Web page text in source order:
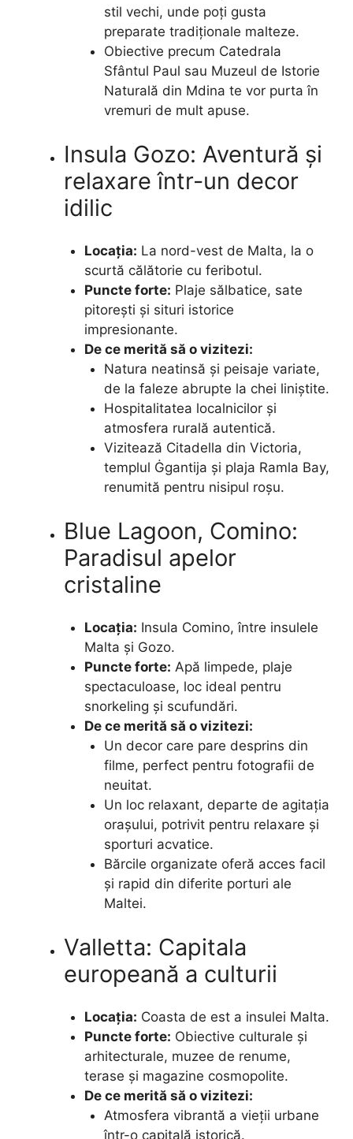
stil vechi, unde poți gusta
preparate tradiționale malteze.
Obiective precum Catedrala
Sfântul Paul sau Muzeul de Istorie
Naturală din Mdina te vor purta în
vremuri de mult apuse.
Insula Gozo: Aventură și
relaxare într-un decor
idilic
Locația: La nord-vest de Malta, la o
scurtă călătorie cu feribotul.
Puncte forte: Plaje sălbatice, sate
pitorești și situri istorice
impresionante.
De ce merită să o vizitezi:
Natura neatinsă și peisaje variate,
de la faleze abrupte la chei liniștite.
Hospitalitatea localnicilor și
atmosfera rurală autentică.
Vizitează Citadella din Victoria,
templul Ġgantija și plaja Ramla Bay,
renumită pentru nisipul roșu.
Blue Lagoon, Comino:
Paradisul apelor
cristaline
Locația: Insula Comino, între insulele
Malta și Gozo.
Puncte forte: Apă limpede, plaje
spectaculoase, loc ideal pentru
snorkeling și scufundări.
De ce merită să o vizitezi:
Un decor care pare desprins din
filme, perfect pentru fotografii de
neuitat.
Un loc relaxant, departe de agitația
orașului, potrivit pentru relaxare și
sporturi acvatice.
Bărcile organizate oferă acces facil
și rapid din diferite porturi ale
Maltei.
Valletta: Capitala
europeană a culturii
Locația: Coasta de est a insulei Malta.
Puncte forte: Obiective culturale și
arhitecturale, muzee de renume,
terase și magazine cosmopolite.
De ce merită să o vizitezi:
Atmosfera vibrantă a vieții urbane
într-o capitală istorică.